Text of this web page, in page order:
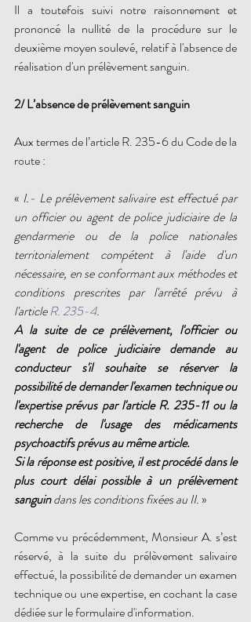
Il a toutefois suivi notre raisonnement et
prononcé la nullité de la procédure sur le
deuxième moyen soulevé, relatif à l'absence de
réalisation d'un prélèvement sanguin.
2/ L’absence de prélèvement sanguin
Aux termes de l’article R. 235-6 du Code de la
route :
« I.- Le prélèvement salivaire est effectué par
un officier ou agent de police judiciaire de la
gendarmerie ou de la police nationales
territorialement compétent à l'aide d'un
nécessaire, en se conformant aux méthodes et
conditions prescrites par l'arrêté prévu à
l'article R. 235-4.
A la suite de ce prélèvement, l'officier ou
l'agent de police judiciaire demande au
conducteur s'il souhaite se réserver la
possibilité de demander l'examen technique ou
l'expertise prévus par l'article R. 235-11 ou la
recherche de l'usage des médicaments
psychoactifs prévus au même article.
Si la réponse est positive, il est procédé dans le
plus court délai possible à un prélèvement
sanguin dans les conditions fixées au II. »
Comme vu précédemment, Monsieur A. s’est
réservé, à la suite du prélèvement salivaire
effectué, la possibilité de demander un examen
technique ou une expertise, en cochant la case
dédiée sur le formulaire d'information.